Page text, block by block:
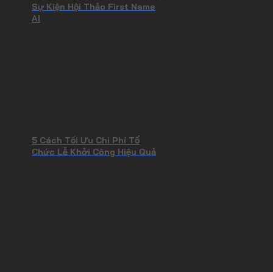
Sự Kiện Hội Thảo First Name
AI
5 Cách Tối Ưu Chi Phí Tổ
Chức Lễ Khởi Công Hiệu Quả